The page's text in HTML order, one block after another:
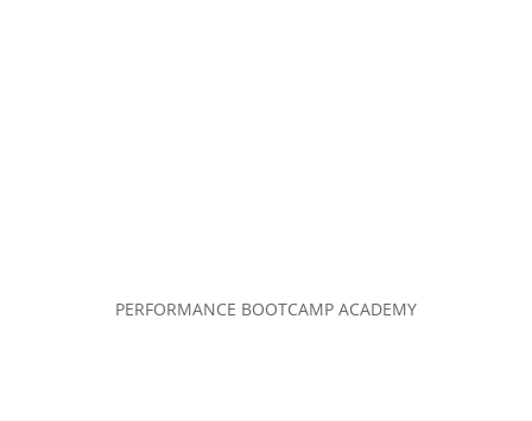
PERFORMANCE BOOTCAMP ACADEMY